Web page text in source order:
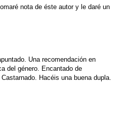
nota de éste autor y le daré un
Una recomendación en
del género. Encantado de
Hacéis una buena dupla.